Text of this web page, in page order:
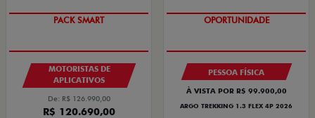
PACK SMART
MOTORISTAS DE
APLICATIVOS
De: R$ 126.990,00
R$ 120.690,00
EXCLUSIVO
PESSOA FÍSICA
À VISTA POR R$ 99.900,00
ARGO TREKKING 1.3 FLEX 4P 2026